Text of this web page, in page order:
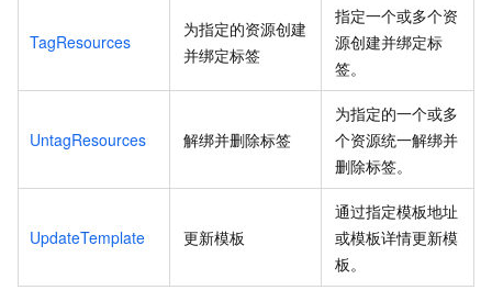
TagResources
为指定的资源创建
并绑定标签
指定一个或多个资
源创建并绑定标
签。
UntagResources 解绑并删除标签
为指定的一个或多
个资源统一解绑并
删除标签。
UpdateTemplate 更新模板
通过指定模板地址
或模板详情更新模
板。